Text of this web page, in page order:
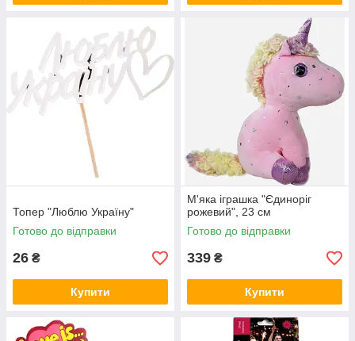
Топер "Люблю Україну"
Готово до відправки
26 ₴
Купити
М'яка іграшка "Єдиноріг
рожевий", 23 см
Готово до відправки
339 ₴
Купити